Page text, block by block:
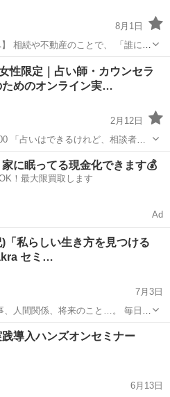
8月1日
相
だ具体的に決まっていないけど聞
性士業による 相続
セミナー 士業
性限定｜占い師・カウンセラ
ためのオンライン実…
2月12日
の
ンセリングはできるけれど、相手
ない…」 「コーチングは学んだけ
占い師
家に眠ってる現金化できます💰
！最大限買取します
Ad
「私らしい生き方を見つける
セミ…
7月3日
し疲れてしまうことがあります。
私らしい生き方を見つける 3Body 7C...
セミナー イルチブレインヨガ
導入ハンズオンセミナー
6月13日